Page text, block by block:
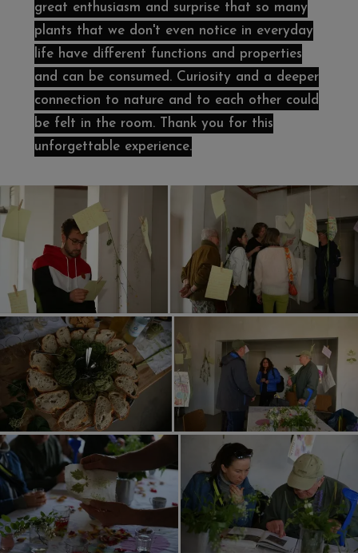
great enthusiasm and surprise that so many
plants that we don't even notice in everyday
life have different functions and properties
and can be consumed. Curiosity and a deeper
connection to nature and to each other could
be felt in the room. Thank you for this
unforgettable experience.